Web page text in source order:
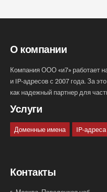
О компании
Компания ООО «и7» работает
и IP-адресов с 2007 года. За
как надежный партнер для
Услуги
Доменные имена IP-адреса
Контакты